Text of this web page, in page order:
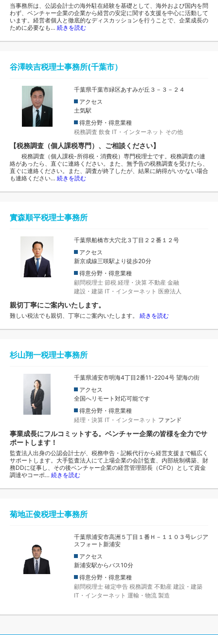
当事務所は、公認会計士の海外駐在経験を基礎として、海外および国内を問
わず、ベンチャー企業の企業から経営の安定に関する支援を中心に活動して
います。経営者個人と徹底的なディスカッションを行うことで、企業成長の
ために必要なも… 続きを読む
谷澤映吉税理士事務所(千葉市）
千葉県千葉市緑区あすみが丘３－３－２４
アクセス
土気駅
得意分野・得意業種
税務調査 飲食 IT・インターネット その他
【税務調査（個人課税専門）、ご相談ください】
税務調査（個人課税-所得税・消費税）専門税理士です。税務調査の連
絡があったら、直ぐに連絡ください。また、無予告の税務調査を受けたら、
直ぐに連絡ください。また、調査が終了したが、結果に納得がいかない場合
も連絡ください… 続きを読む
實森順平税理士事務所
千葉県船橋市大穴北３丁目２２番１２号
アクセス
新京成線三咲駅より徒歩20分
得意分野・得意業種
顧問税理士 節税 経理・決算 不動産 金融
建設・建築 IT・インターネット 医療法人
親切丁寧にご案内いたします。
難しい税法でも親切、丁寧にご案内いたします。 続きを読む
杉山翔一税理士事務所
千葉県浦安市明海4丁目2番11-2204号 望海の街
アクセス
全国へリモート対応可能です
得意分野・得意業種
経理・決算 IT・インターネット ファンド
事業成長にフルコミットする。ベンチャー企業の皆様を全力でサ
ポートします！
監査法人出身の公認会計士が、税務申告・記帳代行から経営支援まで幅広く
サポートします。大手監査法人にて上場企業の会計監査、内部統制構築、財
務DDに従事し、その後ベンチャー企業の経営管理部長（CFO）として資金
調達やコーポ… 続きを読む
菊地正俊税理士事務所
千葉県浦安市高洲５丁目１番Ｈ－１１０３号レジア
スフォート新浦安
アクセス
新浦安駅からバス10分
得意分野・得意業種
顧問税理士 確定申告 税務調査 不動産 建設・建築
IT・インターネット 運輸・物流 製造